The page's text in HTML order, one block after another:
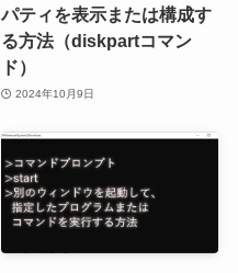
パティを表示または構成す
る方法（diskpartコマン
ド）
2024年10月9日